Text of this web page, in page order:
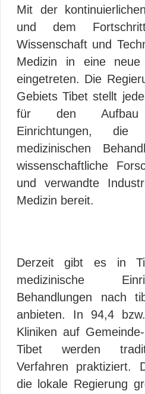
Mit der
und dem
Wissenschaft und
Medizin in eine neue
eingetreten. Die
Gebiets Tibet stellt
für den Aufbau
Einrichtungen, die
medizinischen
wissenschaftliche
und verwandte
Medizin bereit.
Derzeit gibt es in
medizinische
Behandlungen nach
anbieten. In 94,4
Kliniken auf
Tibet werden
Verfahren praktiziert.
die lokale Regierung